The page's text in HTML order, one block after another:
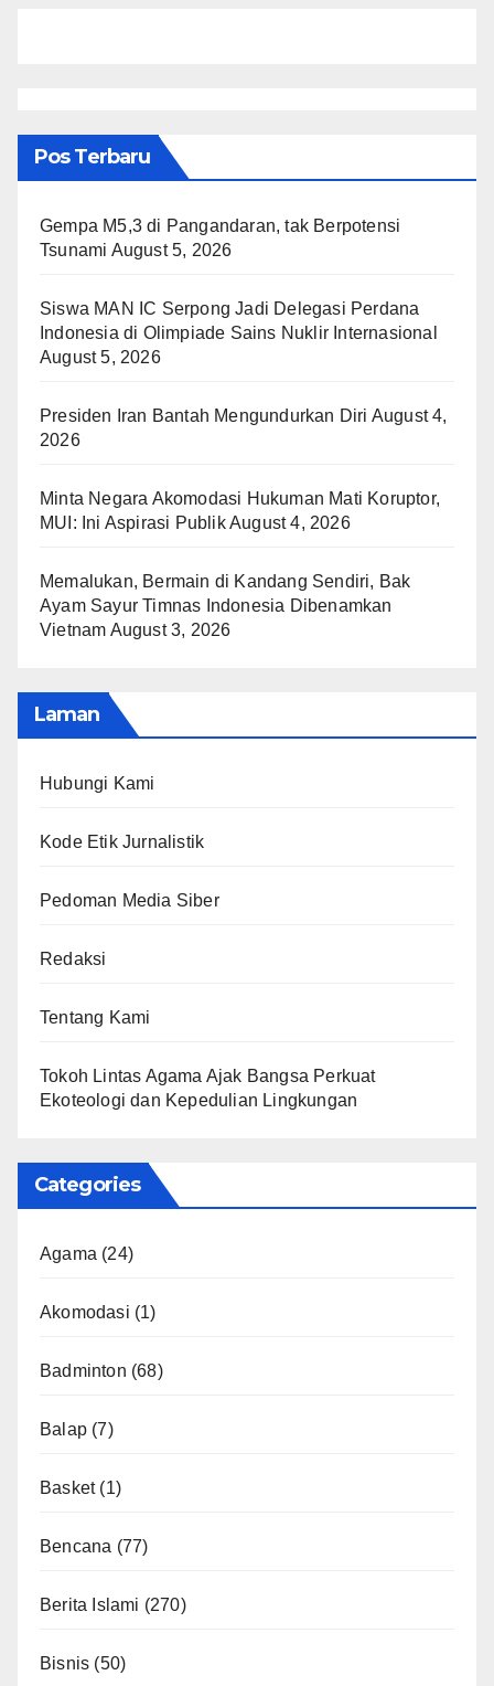
Pos Terbaru
Gempa M5,3 di Pangandaran, tak Berpotensi
Tsunami August 5, 2026
Siswa MAN IC Serpong Jadi Delegasi Perdana
Indonesia di Olimpiade Sains Nuklir Internasional
August 5, 2026
Presiden Iran Bantah Mengundurkan Diri August 4,
2026
Minta Negara Akomodasi Hukuman Mati Koruptor,
MUI: Ini Aspirasi PublikAugust 4, 2026
Memalukan, Bermain di Kandang Sendiri, Bak
Ayam Sayur Timnas Indonesia Dibenamkan
Vietnam August 3, 2026
Laman
Hubungi Kami
Kode Etik Jurnalistik
Pedoman Media Siber
Redaksi
Tentang Kami
Tokoh Lintas Agama Ajak Bangsa Perkuat
Ekoteologi dan Kepedulian Lingkungan
Categories
Agama (24)
Akomodasi (1)
Badminton (68)
Balap (7)
Basket(1)
Bencana (77)
Berita Islami (270)
Bisnis (50)